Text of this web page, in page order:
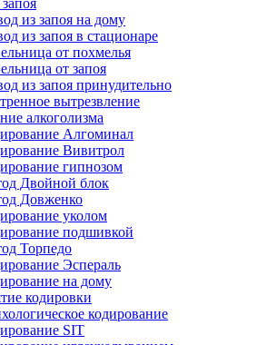
из запоя на дому
из запоя в стационаре
от похмелья
от запоя
из запоя принудительно
вытрезвление
алкоголизма
Алгоминал
Вивитрол
гипнозом
Двойной блок
Довженко
уколом
подшивкой
Торпедо
Эспераль
на дому
кодировки
кодирование
SIT